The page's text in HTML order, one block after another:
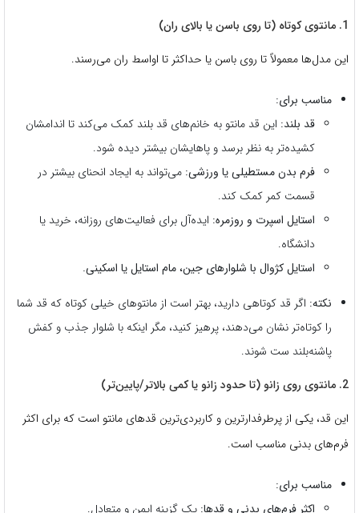
1. مانتوی کوتاه (تا روی باسن یا بالای ران)
این مدل‌ها معمولاً تا روی باسن یا حداکثر تا اواسط ران می‌رسند.
مناسب برای:
قد بلند: این قد مانتو به خانم‌های قد بلند کمک می‌کند تا اندامشان
کشیده‌تر به نظر برسد و پاهایشان بیشتر دیده شود.
فرم بدن مستطیلی یا ورزشی: می‌تواند به ایجاد انحنای بیشتر در
قسمت کمر کمک کند.
استایل اسپرت و روزمره: ایده‌آل برای فعالیت‌های روزانه، خرید یا
دانشگاه.
استایل کژوال با شلوارهای جین، مام استایل یا اسکینی.
نکته: اگر قد کوتاهی دارید، بهتر است از مانتوهای خیلی کوتاه که قد شما
را کوتاه‌تر نشان می‌دهند، پرهیز کنید، مگر اینکه با شلوار جذب و کفش
پاشنه‌بلند ست شوند.
2. مانتوی روی زانو (تا حدود زانو یا کمی بالاتر/پایین‌تر)
این قد، یکی از پرطرفدارترین و کاربردی‌ترین قدهای مانتو است که برای اکثر
فرم‌های بدنی مناسب است.
مناسب برای:
اکثر فرم‌های بدنی و قدها: یک گزینه ایمن و متعادل.